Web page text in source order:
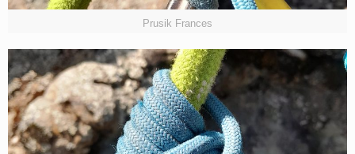
Prusik Frances